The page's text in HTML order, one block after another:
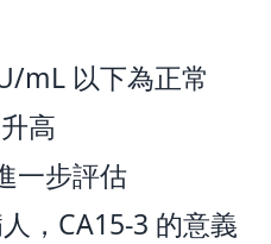
mL 以下為正常
高
一步評估
，CA15-3 的意義